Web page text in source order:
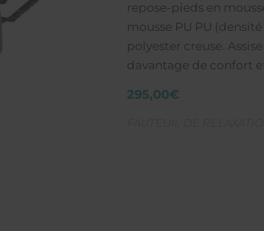
repose-pieds en
mousse PU PU
polyester creuse.
davantage de confort
295,00€